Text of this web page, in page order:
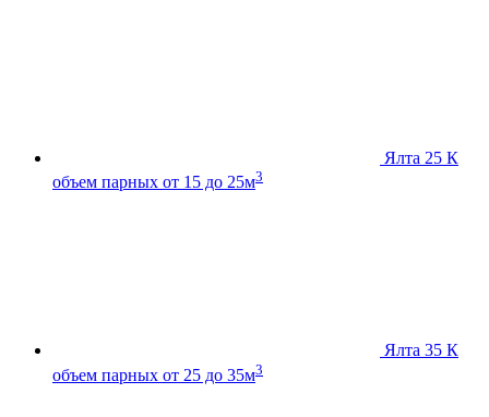
Ялта 25 К
объем парных от 15 до 25м3
Ялта 35 К
объем парных от 25 до 35м3